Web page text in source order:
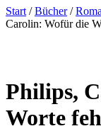
Skip
to
Start /Bücher/
Carolin: Wofür die
Philips,
Worte